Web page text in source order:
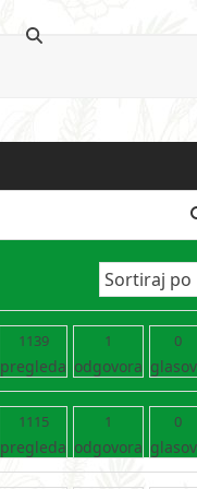
1139
pregleda
1
odgovora
0
1115
pregleda
1
odgovora
0